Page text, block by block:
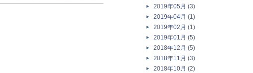
2019年05月 (3)
2019年04月 (1)
2019年02月 (1)
2019年01月 (5)
2018年12月 (5)
2018年11月 (3)
2018年10月 (2)